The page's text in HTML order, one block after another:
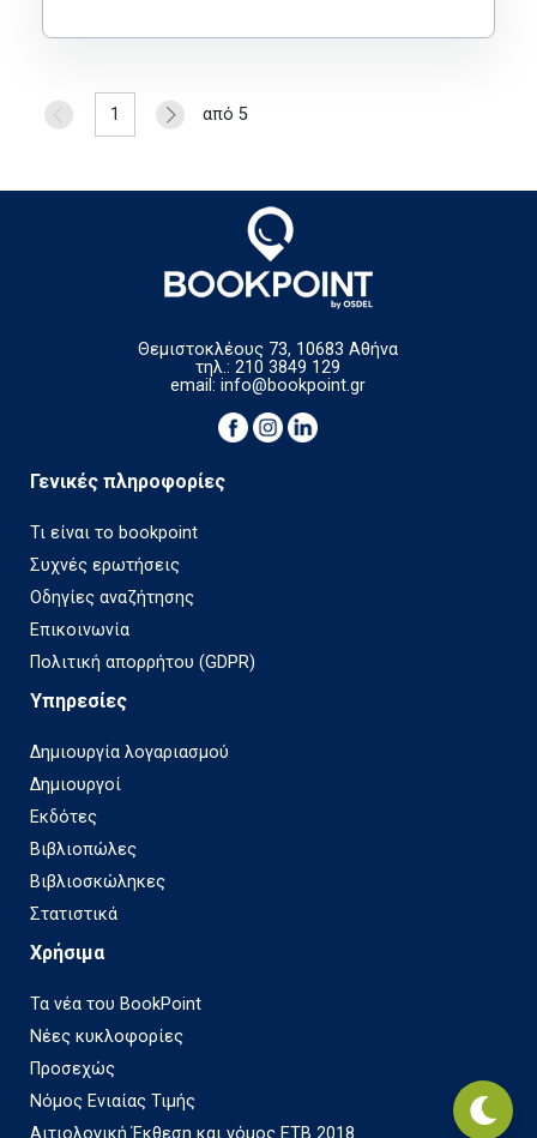
1 από 5
Θεμιστοκλέους 73, 10683 Αθήνα
τηλ.: 210 3849 129
email:info@bookpoint.gr
Γενικές πληροφορίες
Τι είναι το bookpoint
Συχνές ερωτήσεις
Οδηγίες αναζήτησης
Επικοινωνία
Πολιτική απορρήτου (GDPR)
Υπηρεσίες
Δημιουργία λογαριασμού
Δημιουργοί
Εκδότες
Βιβλιοπώλες
Βιβλιοσκώληκες
Στατιστικά
Χρήσιμα
Τα νέα του BookPoint
Νέες κυκλοφορίες
Προσεχώς
Νόμος Ενιαίας Τιμής